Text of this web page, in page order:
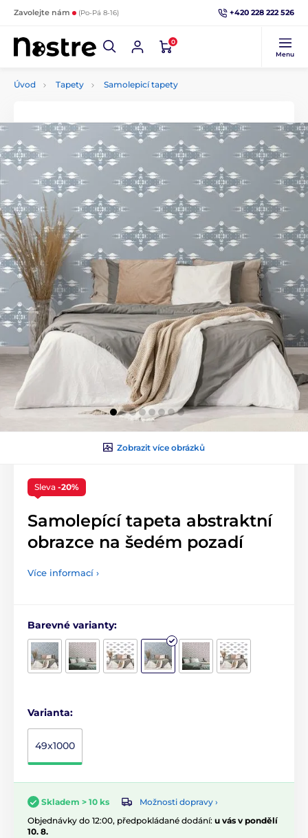
Zavolejte nám (Po-Pá 8-16) +420 228 222 526
0
Menu
Úvod Tapety Samolepicí tapety
Zobrazit více obrázků
Sleva -20%
Samolepící tapeta abstraktní
obrazce na šedém pozadí
Více informací ›
Barevné varianty:
Varianta:
49x1000
Skladem > 10 ks
Možnosti dopravy ›
Objednávky do 12:00, předpokládané dodání: u vás v pondělí
10. 8.